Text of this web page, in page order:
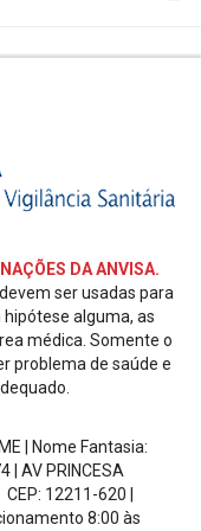
DA ANVISA.
ser usadas para
alguma, as
médica. Somente o
problema de saúde e
| Nome Fantasia:
AV PRINCESA
CEP: 12211-620
8:00 às